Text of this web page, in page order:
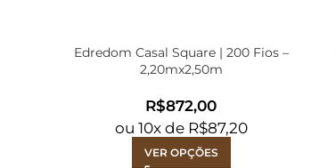
Edredom Casal Square | 200 Fios –
2,20mx2,50m
R$
ou 10x de R$87,20
VER OPÇÕES